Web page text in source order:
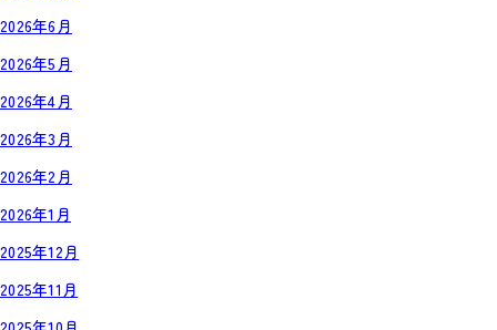
2026年6月
2026年5月
2026年4月
2026年3月
2026年2月
2026年1月
2025年12月
2025年11月